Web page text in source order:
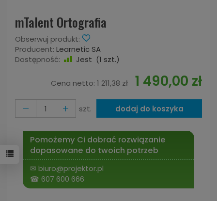
mTalent Ortografia
Obserwuj produkt:
Producent: Learnetic SA
Dostępność:
Jest (1 szt.)
Cena netto: 1 211,38 zł 1 490,00 zł
szt. dodaj do koszyka
Pomożemy Ci dobrać rozwiązanie
dopasowane do twoich potrzeb
✉ biuro@projektor.pl
☎ 607 600 666